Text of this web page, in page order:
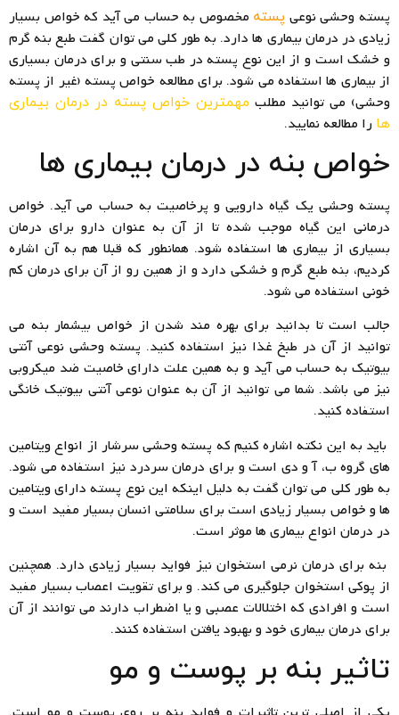
پسته وحشی نوعی پسته مخصوص به حساب می آید که خواص بسیار
زیادی در درمان بیماری ها دارد. به طور کلی می توان گفت طبع بنه گرم
و خشک است و از این نوع پسته در طب سنتی و برای درمان بسیاری
از بیماری ها استفاده می شود. برای مطالعه خواص پسته (غیر از پسته
وحشی) می توانید مطلب مهمترین خواص پسته در درمان بیماری
ها را مطالعه نمایید.
خواص بنه در درمان بیماری ها
پسته وحشی یک گیاه دارویی و پرخاصیت به حساب می آید. خواص
درمانی این گیاه موجب شده تا از آن به عنوان دارو برای درمان
بسیاری از بیماری ها استفاده شود. همانطور که قبلا هم به آن اشاره
کردیم، بنه طبع گرم و خشکی دارد و از همین رو از آن برای درمان کم
خونی استفاده می شود.
جالب است تا بدانید برای بهره مند شدن از خواص بیشمار بنه می
توانید از آن در طبخ غذا نیز استفاده کنید. پسته وحشی نوعی آنتی
بیوتیک به حساب می آید و به همین علت دارای خاصیت ضد میکروبی
نیز می باشد. شما می توانید از آن به عنوان نوعی آنتی بیوتیک خانگی
استفاده کنید.
باید به این نکته اشاره کنیم که پسته وحشی سرشار از انواع ویتامین
های گروه ب، آ و دی است و برای درمان سردرد نیز استفاده می شود.
به طور کلی می توان گفت به دلیل اینکه این نوع پسته دارای ویتامین
ها و خواص بسیار زیادی است برای سلامتی انسان بسیار مفید است و
در درمان انواع بیماری ها موثر است.
بنه برای درمان نرمی استخوان نیز فواید بسیار زیادی دارد. همچنین
از پوکی استخوان جلوگیری می کند. و برای تقویت اعصاب بسیار مفید
است و افرادی که اختلالات عصبی و یا اضطراب دارند می توانند از آن
برای درمان بیماری خود و بهبود یافتن استفاده کنند.
تاثیر بنه بر پوست و مو